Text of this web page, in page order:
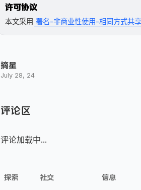
许可协议
本文采用 署名-非商业性使用-相同方式共
摘星
July 28, 24
评论区
评论加载中...
探索 社交 信息